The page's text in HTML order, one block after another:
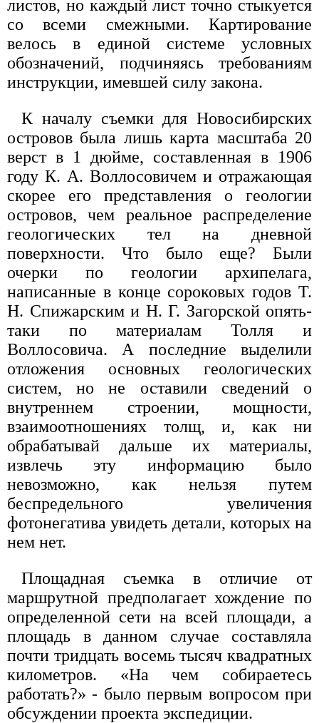
листов, но каждый лист точно стыкуется
со всеми смежными. Картирование
велось в единой системе условных
обозначений, подчиняясь требованиям
инструкции, имевшей силу закона.
К началу съемки для Новосибирских
островов была лишь карта масштаба 20
верст в 1 дюйме, составленная в 1906
году К. А. Воллосовичем и отражающая
скорее его представления о геологии
островов, чем реальное распределение
геологических тел на дневной
поверхности. Что было еще? Были
очерки по геологии архипелага,
написанные в конце сороковых годов Т.
Н. Спижарским и Н. Г. Загорской опять-
таки по материалам Толля и
Воллосовича. А последние выделили
отложения основных геологических
систем, но не оставили сведений о
внутреннем строении, мощности,
взаимоотношениях толщ, и, как ни
обрабатывай дальше их материалы,
извлечь эту информацию было
невозможно, как нельзя путем
беспредельного увеличения
фотонегатива увидеть детали, которых на
нем нет.
Площадная съемка в отличие от
маршрутной предполагает хождение по
определенной сети на всей площади, а
площадь в данном случае составляла
почти тридцать восемь тысяч квадратных
километров. «На чем собираетесь
работать?» - было первым вопросом при
обсуждении проекта экспедиции.